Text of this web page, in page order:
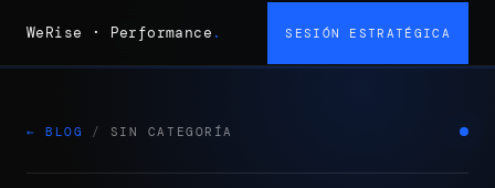
WeRise · Performance . SESIÓN ESTRATÉGICA
← BLOG / SIN CATEGORÍA